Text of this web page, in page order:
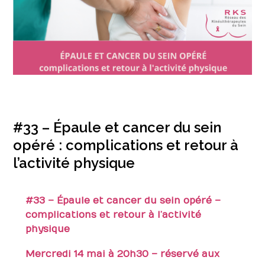
#33 – Épaule et cancer du sein
opéré : complications et retour à
l’activité physique
#33 – Épaule et cancer du sein opéré –
complications et retour à l’activité
physique
Mercredi 14 mai à 20h30 – réservé aux